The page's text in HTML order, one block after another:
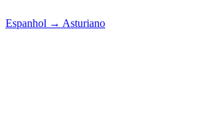
Espanhol → Asturiano